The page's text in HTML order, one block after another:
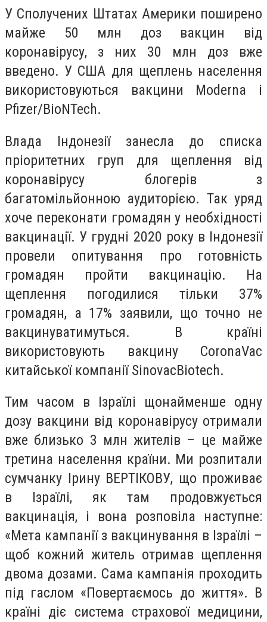
У Сполучених Штатах Америки поширено
майже 50 млн доз вакцин від
коронавірусу, з них 30 млн доз вже
введено. У США для щеплень населення
використовуються вакцини Moderna і
Pfizer/BioNTech.
Влада Індонезії занесла до списка
пріоритетних груп для щеплення від
коронавірусу блогерів з
багатомільйонною аудиторією. Так уряд
хоче переконати громадян у необхідності
вакцинації. У грудні 2020 року в Індонезії
провели опитування про готовність
громадян пройти вакцинацію. На
щеплення погодилися тільки 37%
громадян, а 17% заявили, що точно не
вакцинуватимуться. В країні
використовують вакцину CoronaVac
китайської компанії SinovacBiotech.
Тим часом в Ізраїлі щонайменше одну
дозу вакцини від коронавірусу отримали
вже близько 3 млн жителів – це майже
третина населення країни. Ми розпитали
сумчанку Ірину ВЕРТІКОВУ, що проживає
в Ізраїлі, як там продовжується
вакцинація, і вона розповіла наступне:
«Мета кампанії з вакцинування в Ізраїлі –
щоб кожний житель отримав щеплення
двома дозами. Сама кампанія проходить
під гаслом «Повертаємось до життя». В
країні діє система страхової медицини,